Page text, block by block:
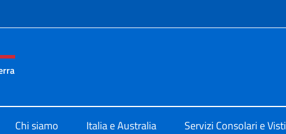
e menù
Chi siamo Italia e Australia Servizi Consolari e Visti